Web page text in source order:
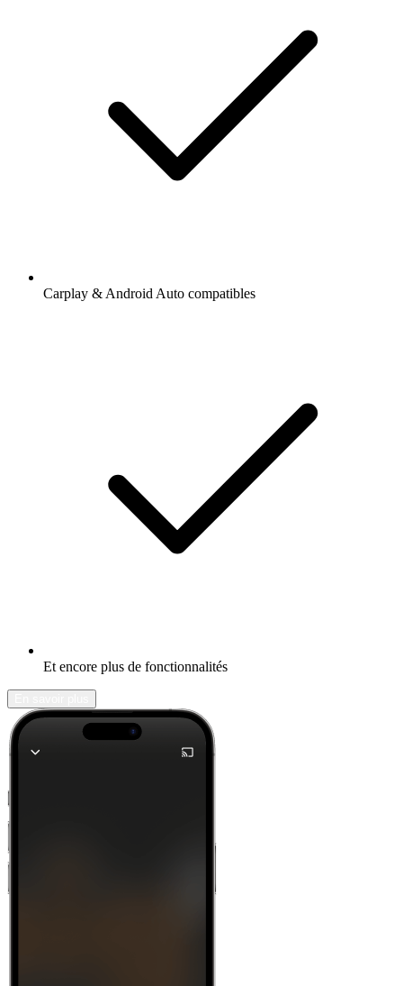
Carplay & Android Auto compatibles
Et encore plus de fonctionnalités